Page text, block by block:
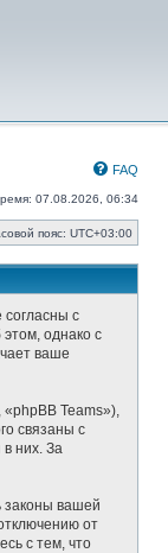
FAQ
07.08.2026, 06:34
пояс: UTC+03:00
с
однако с
ваше
Teams»),
связаны с
них. За
законы вашей
от
с тем, что